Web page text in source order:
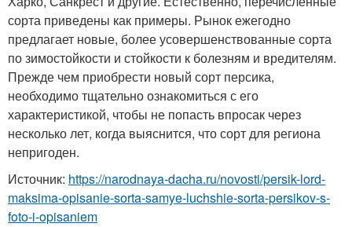
сорта приведены как примеры. Рынок ежегодно
предлагает новые, более усовершенствованные сорта
по зимостойкости и стойкости к болезням и вредителям.
Прежде чем приобрести новый сорт персика,
необходимо тщательно ознакомиться с его
характеристикой, чтобы не попасть впросак через
несколько лет, когда выяснится, что сорт для региона
непригоден.
Источник: https://narodnaya-dacha.ru/novosti/persik-lord-
maksima-opisanie-sorta-samye-luchshie-sorta-persikov-s-
foto-i-opisaniem